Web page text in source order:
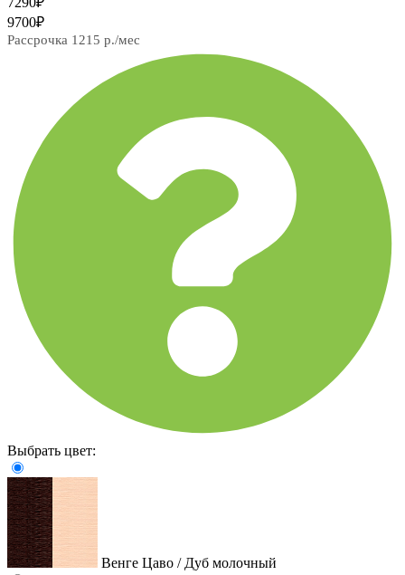
9700₽
Рассрочка 1215 р./мес
Выбрать цвет:
Венге Цаво / Дуб молочный